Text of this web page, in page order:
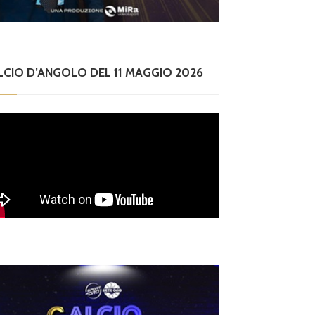
all’U
D’ANGOLO DEL 11 MAGGIO 2026